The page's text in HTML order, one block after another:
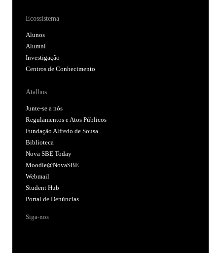
Ecossistema
Alunos
Alumni
Investigação
Centros de Conhecimento
Atalhos
Junte-se a nós
Regulamentos e Atos Públicos
Fundação Alfredo de Sousa
Biblioteca
Nova SBE Today
Moodle@NovaSBE
Webmail
Student Hub
Portal de Denúncias
Siga-nos